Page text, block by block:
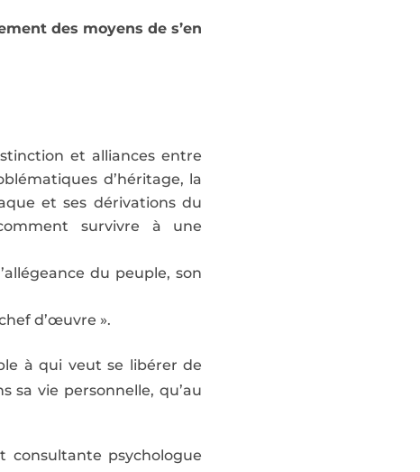
des moyens de s’en
et alliances entre
d’héritage, la
et ses dérivations du
survivre à une
du peuple, son
d’œuvre ».
à qui veut se libérer de
sa vie personnelle, qu’au
consultante psychologue